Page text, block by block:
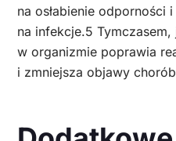
na osłabienie odporności
na infekcje.5
w organizmie poprawia
i zmniejsza objawy